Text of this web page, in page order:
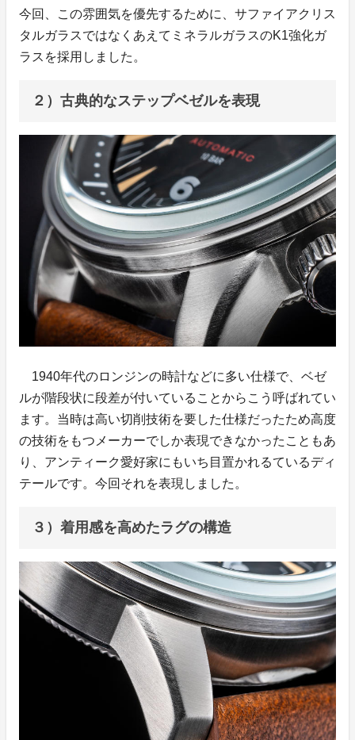
今回、この雰囲気を優先するために、サファイアクリス
タルガラスではなくあえてミネラルガラスのK1強化ガ
ラスを採用しました。
２）古典的なステップベゼルを表現
1940年代のロンジンの時計などに多い仕様で、ベゼ
ルが階段状に段差が付いていることからこう呼ばれてい
ます。当時は高い切削技術を要した仕様だったため高度
の技術をもつメーカーでしか表現できなかったこともあ
り、アンティーク愛好家にもいち目置かれるているディ
テールです。今回それを表現しました。
３）着用感を高めたラグの構造